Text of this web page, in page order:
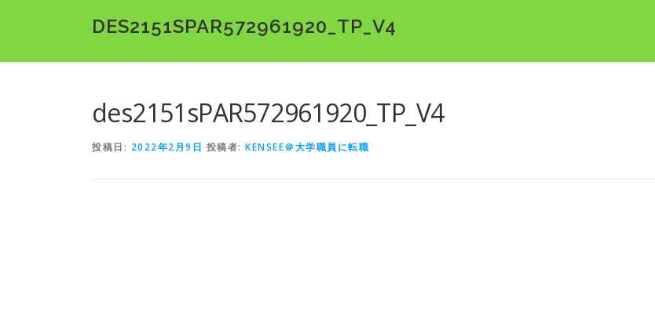
DES2151SPAR572961920_TP_V4
des2151sPAR572961920_TP_V4
投稿日: 2022年2月9日 投稿者: KENSEE＠大学職員に転職